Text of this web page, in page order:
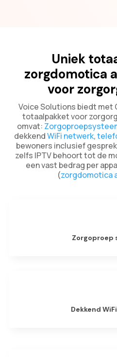
Uniek
zorgdomotica
voor
Voice Solutions biedt met
totaalpakket voor
omvat:
dekkendWiFi netwerk,
bewoners inclusief
zelfs IPTV behoort tot de
een vast bedrag per
(zorgdomotica
Zorgoproep
Dekkend